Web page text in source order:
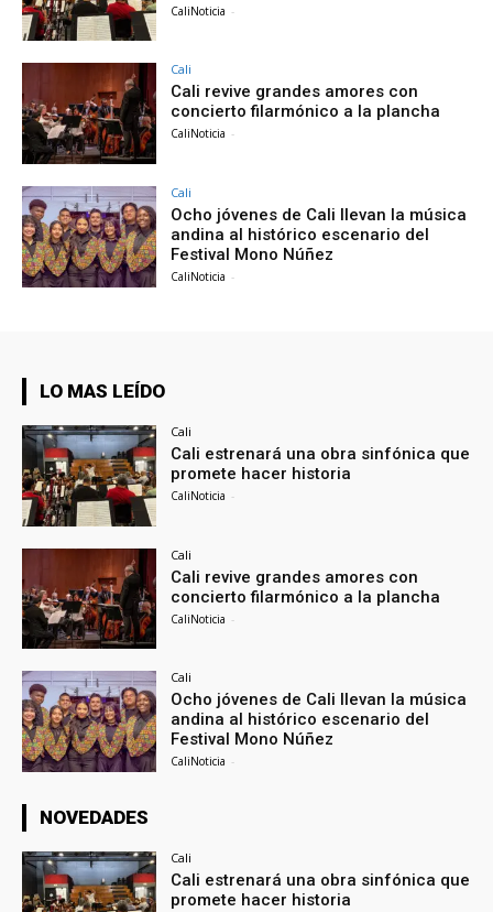
CaliNoticia -
Cali
Cali revive grandes amores con
concierto filarmónico a la plancha
CaliNoticia -
Cali
Ocho jóvenes de Cali llevan la música
andina al histórico escenario del
Festival Mono Núñez
CaliNoticia -
LO MAS LEÍDO
Cali
Cali estrenará una obra sinfónica que
promete hacer historia
CaliNoticia -
Cali
Cali revive grandes amores con
concierto filarmónico a la plancha
CaliNoticia -
Cali
Ocho jóvenes de Cali llevan la música
andina al histórico escenario del
Festival Mono Núñez
CaliNoticia -
NOVEDADES
Cali
Cali estrenará una obra sinfónica que
promete hacer historia